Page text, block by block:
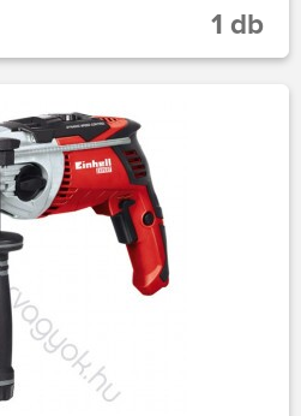
1 db